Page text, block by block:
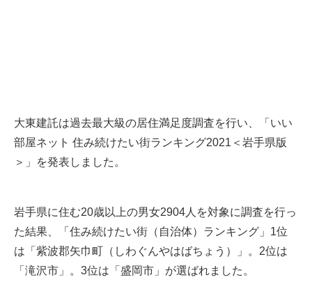
大東建託は過去最大級の居住満足度調査を行い、「いい
部屋ネット 住み続けたい街ランキング2021＜岩手県版
＞」を発表しました。
岩手県に住む20歳以上の男女2904人を対象に調査を行っ
た結果、「住み続けたい街（自治体）ランキング」1位
は「紫波郡矢巾町（しわぐんやはばちょう）」。2位は
「滝沢市」。3位は「盛岡市」が選ばれました。